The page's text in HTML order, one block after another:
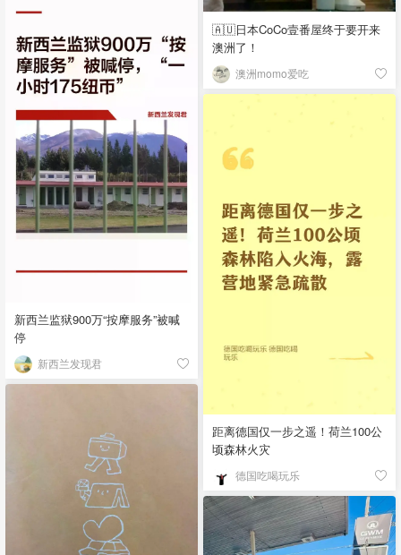
🇦🇺日本CoCo壹番屋终于要开来
澳洲了！
澳洲momo爱吃
新西兰监狱900万“按摩服务”被喊
停
新西兰发现君
距离德国仅一步之遥！荷兰100公
顷森林火灾
德国吃喝玩乐